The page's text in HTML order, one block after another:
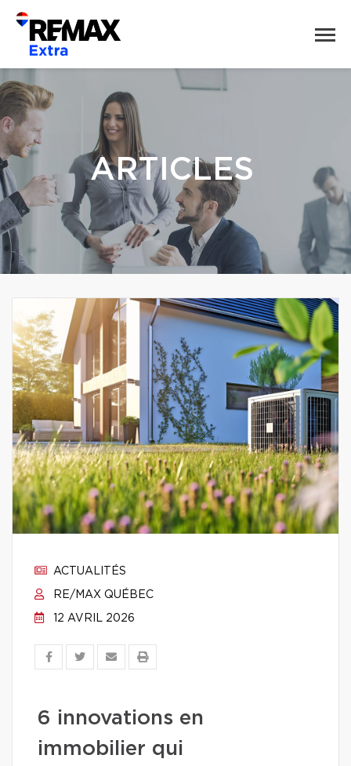
ARTICLES
ACTUALITÉS
RE/MAX QUÉBEC
12 AVRIL 2026
6 innovations en
immobilier qui